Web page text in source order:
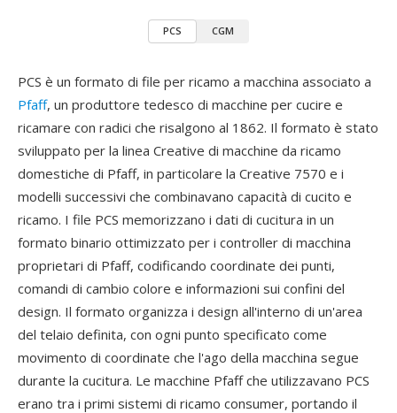
PCS CGM
PCS è un formato di file per ricamo a macchina associato a
Pfaff, un produttore tedesco di macchine per cucire e
ricamare con radici che risalgono al 1862. Il formato è stato
sviluppato per la linea Creative di macchine da ricamo
domestiche di Pfaff, in particolare la Creative 7570 e i
modelli successivi che combinavano capacità di cucito e
ricamo. I file PCS memorizzano i dati di cucitura in un
formato binario ottimizzato per i controller di macchina
proprietari di Pfaff, codificando coordinate dei punti,
comandi di cambio colore e informazioni sui confini del
design. Il formato organizza i design all'interno di un'area
del telaio definita, con ogni punto specificato come
movimento di coordinate che l'ago della macchina segue
durante la cucitura. Le macchine Pfaff che utilizzavano PCS
erano tra i primi sistemi di ricamo consumer, portando il